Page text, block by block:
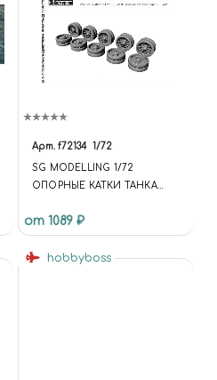
Арт. f72134 1/72
SG MODELLING 1/72
ОПОРНЫЕ КАТКИ ТАНКА
ПОСЛЕВОЕННЫЕ (СПАЙДЕР),
ТИП 5. 10 ШТ
от 1089 ₽
hobbyboss